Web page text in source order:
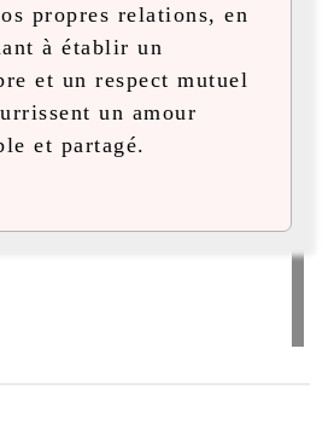
propres relations, en
à établir un
et un respect mutuel
un amour
et partagé.